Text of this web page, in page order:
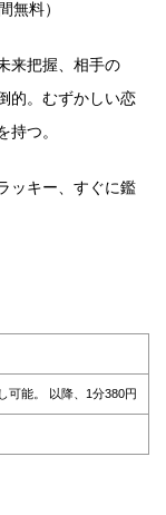
無料）
来把握、相手の
的。むずかしい恋
つ。
ッキー、すぐに鑑
可能。 以降、1分380円